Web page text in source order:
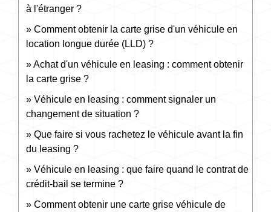
à l'étranger ?
Comment obtenir la carte grise d'un véhicule en
location longue durée (LLD) ?
Achat d'un véhicule en leasing : comment obtenir
la carte grise ?
Véhicule en leasing : comment signaler un
changement de situation ?
Que faire si vous rachetez le véhicule avant la fin
du leasing ?
Véhicule en leasing : que faire quand le contrat de
crédit-bail se termine ?
Comment obtenir une carte grise véhicule de